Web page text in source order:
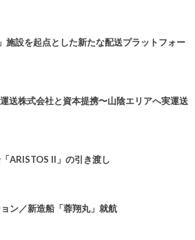
設を起点とした新たな配送プラットフォー
送株式会社と資本提携〜山陰エリアへ実運送
ARISTOS II」の引き渡し
ン／新造船「蓉翔丸」就航